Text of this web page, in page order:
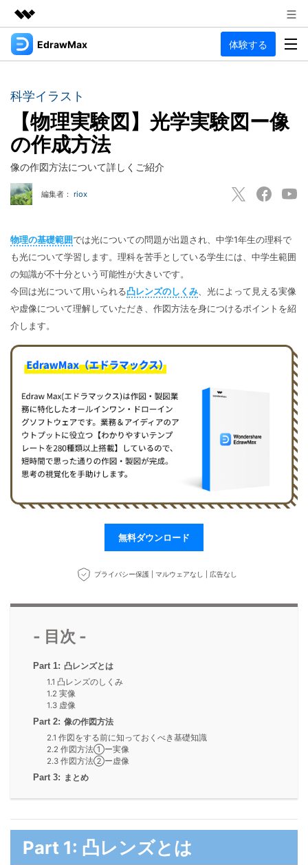
製品
ユーティリティ
概要
ソリューション
企業情報
プラン＆価格
サポート
EdrawMax 体験する
EdrawMax
作図種類
図面作成
Hot
P&ID
思考整理
マインドマップ
ブレインストーミング
メモ取り
その他の図面種類 >>
リソース
記事と素材
オンラインAIツール
AIマインドマップ自動作成 >
最新情報
EdrawMind V13登場！
新機能一覧
サポート
ガイド
利用方法を案内します
EdrawMax > EdrawMind >
更新履歴
動作環境
EdrawMax > EdrawMind >
法人向け
EdrawMax EdrawMind
ログイン
検索
科学イラスト
【物理実験図】光学実験図ー像
の作成方法
像の作図方法について詳しくご紹介
編集者： riox
物理の基礎範囲では光についての問題が出題され、中学1年生の理科で
も光について学習します。理科を苦手としている学生には、中学生範囲
の知識が不十分という可能性が大きいです。
今回は光について用いられる凸レンズのしくみ、光によって見える実像
や虚像について理解していただき、作図方法を身につけるポイントを紹
介します。
無料ダウンロード
プライバシー保護 | マルウェアなし | 広告なし
- 目次 -
Part 1: 凸レンズとは
1.1 凸レンズのしくみ
1.2 実像
1.3 虚像
Part 2: 像の作図方法
2.1 作図をする前に知っておくべき基礎知識
2.2 作図方法①ー実像
2.3 作図方法②ー虚像
Part 3: まとめ
Part 1: 凸レンズとは